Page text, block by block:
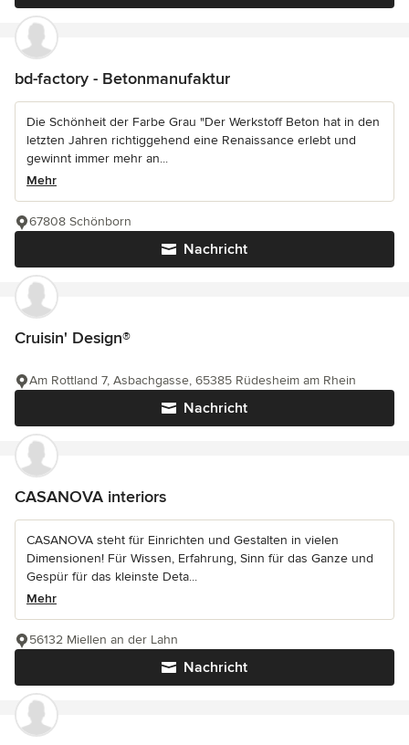
bd-factory - Betonmanufaktur
Die Schönheit der Farbe Grau "Der Werkstoff Beton hat in den
letzten Jahren richtiggehend eine Renaissance erlebt und
gewinnt immer mehr an...
Mehr
Nachricht
67808 Schönborn
Cruisin' Design®
Nachricht
Am Rottland 7, Asbachgasse, 65385 Rüdesheim am Rhein
CASANOVA interiors
CASANOVA steht für Einrichten und Gestalten in vielen
Dimensionen! Für Wissen, Erfahrung, Sinn für das Ganze und
Gespür für das kleinste Deta...
Mehr
Nachricht
56132 Miellen an der Lahn